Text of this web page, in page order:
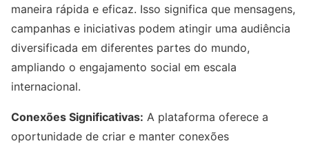
maneira rápida e eficaz. Isso significa que mensagens,
campanhas e iniciativas podem atingir uma audiência
diversificada em diferentes partes do mundo,
ampliando o engajamento social em escala
internacional.
Conexões Significativas: A plataforma oferece a
oportunidade de criar e manter conexões